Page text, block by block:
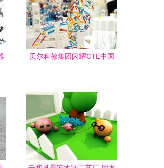
贝尔科教集团闪耀CTE中国